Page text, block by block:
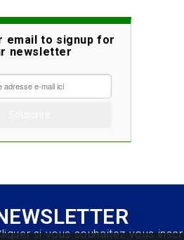
email to signup for
newsletter
si vous souhaitez vous